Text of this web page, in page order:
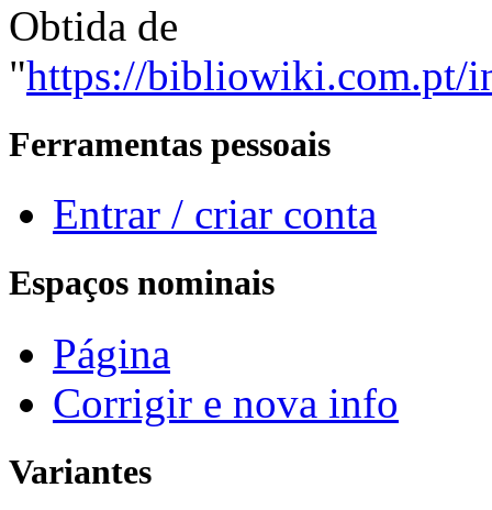
Obtida de
"https://bibliowiki.com.pt/
Ferramentas pessoais
Entrar / criar conta
Espaços nominais
Página
Corrigir e nova info
Variantes